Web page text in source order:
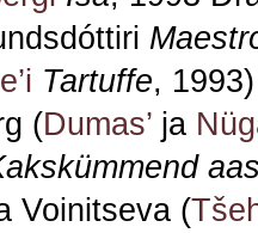
Tartuffe, 1993)
(Dumas’ ja
Voinitseva (